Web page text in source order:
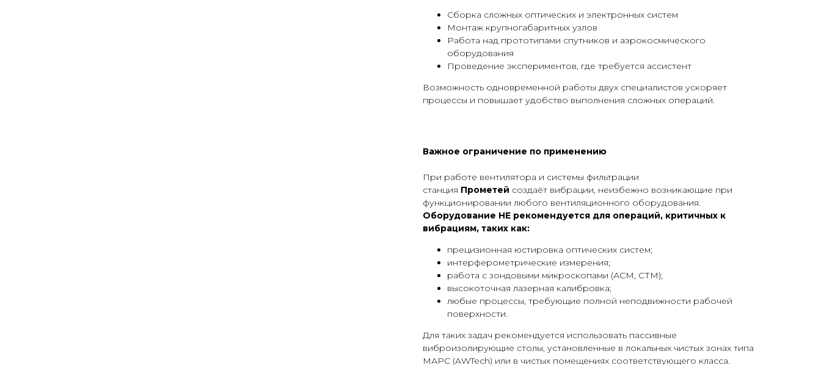
Сборка сложных оптических и электронных систем
Монтаж крупногабаритных узлов
Работа над прототипами спутников и аэрокосмического
оборудования
Проведение экспериментов, где требуется ассистент
Возможность одновременной работы двух специалистов ускоряет
процессы и повышает удобство выполнения сложных операций.
Важное ограничение по применению
При работе вентилятора и системы фильтрации
станция Прометей создаёт вибрации, неизбежно возникающие при
функционировании любого вентиляционного оборудования.
Оборудование НЕ рекомендуется для операций, критичных к
вибрациям, таких как:
прецизионная юстировка оптических систем;
интерферометрические измерения;
работа с зондовыми микроскопами (АСМ, СТМ);
высокоточная лазерная калибровка;
любые процессы, требующие полной неподвижности рабочей
поверхности.
Для таких задач рекомендуется использовать пассивные
виброизолирующие столы, установленные в локальных чистых зонах типа
МАРС (AWTech) или в чистых помещениях соответствующего класса.